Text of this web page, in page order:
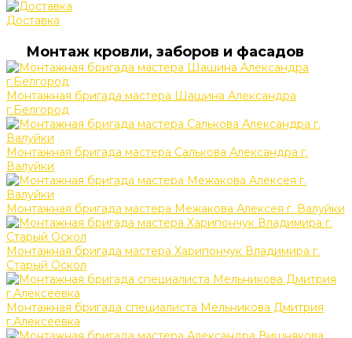
Доставка
Монтаж кровли, заборов и фасадов
Монтажная бригада мастера Шашина Александра
г.Белгород
Монтажная бригада мастера Салькова Александра г.
Валуйки
Монтажная бригада мастера Межакова Алексея г. Валуйки
Монтажная бригада мастера Харипончук Владимира г.
Старый Оскол
Монтажная бригада специалиста Мельникова Дмитрия
г.Алексеевка